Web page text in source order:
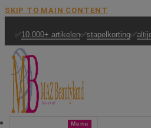
SKIP TO MAIN CONTENT
✅10.000+ artikelen✅stapelkorting✅
Menu